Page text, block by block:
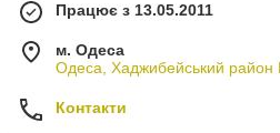
Працює з 13.05.2011
м. Одеса
Одеса, Хаджибейський район
Контакти